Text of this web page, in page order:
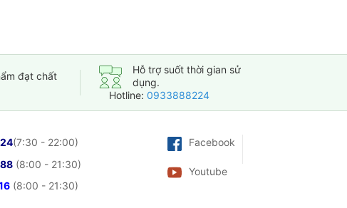
đạt chất
Hỗ trợ suốt thời gian sử
dụng.
Hotline: 0933888224
(7:30 - 22:00)
(8:00 - 21:30)
(8:00 - 21:30)
Facebook
Youtube